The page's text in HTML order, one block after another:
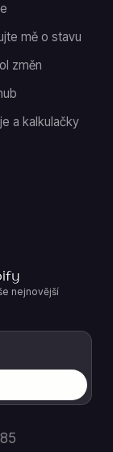
mě o stavu
změn
a kalkulačky
nejnovější